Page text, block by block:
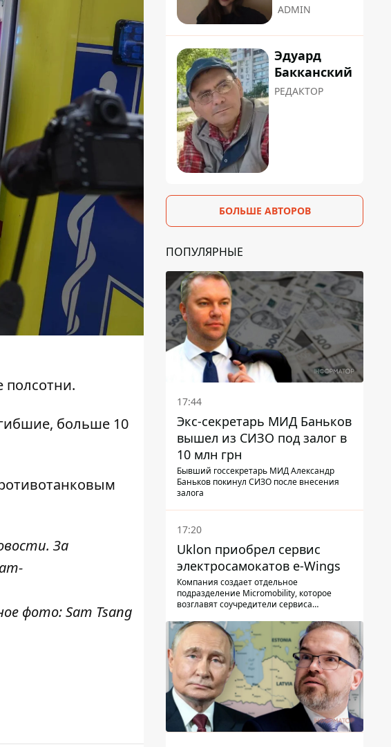
полсотни.
больше 10
За
фото: Sam Tsang
ADMIN
Эдуард
Бакканский
РЕДАКТОР
БОЛЬШЕ АВТОРОВ
ПОПУЛЯРНЫЕ
17:44
Экс-секретарь МИД Баньков
вышел из СИЗО под залог в
10 млн грн
Бывший госсекретарь МИД Александр
Баньков покинул СИЗО после внесения
залога
17:20
Uklon приобрел сервис
электросамокатов e-Wings
Компания создает отдельное
подразделение Micromobility, которое
возглавят соучредители сервиса